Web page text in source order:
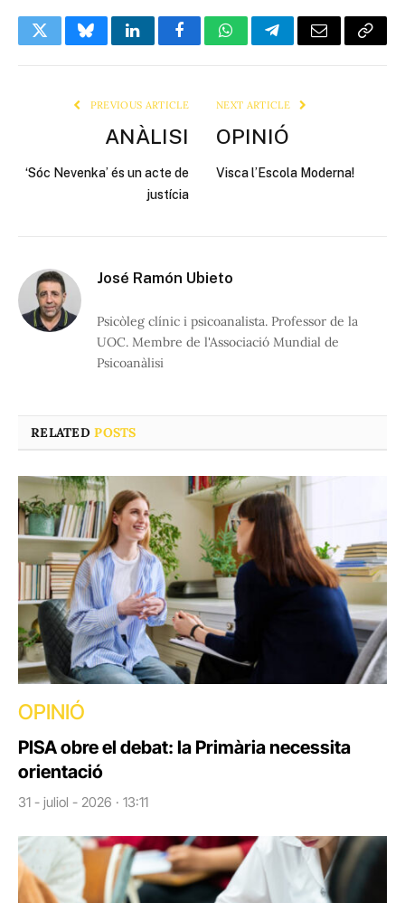
TwitterBlueskyLinkedInFacebookWhatsAppTelegramEmail Copy
PREVIOUS ARTICLE
ANÀLISI
‘Sóc Nevenka’ és un acte de
justícia
NEXT ARTICLE
OPINIÓ
Visca l’Escola Moderna!
José Ramón Ubieto
Psicòleg clínic i psicoanalista. Professor de la
UOC. Membre de l'Associació Mundial de
Psicoanàlisi
RELATEDPOSTS
OPINIÓ
PISA obre el debat: la Primària necessita
orientació
31 - juliol - 2026 · 13:11